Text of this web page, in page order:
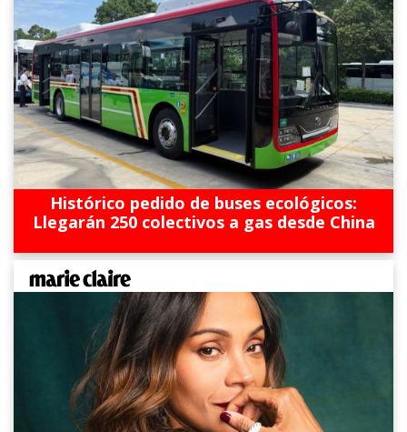
Histórico pedido de buses ecológicos:
Llegarán 250 colectivos a gas desde China